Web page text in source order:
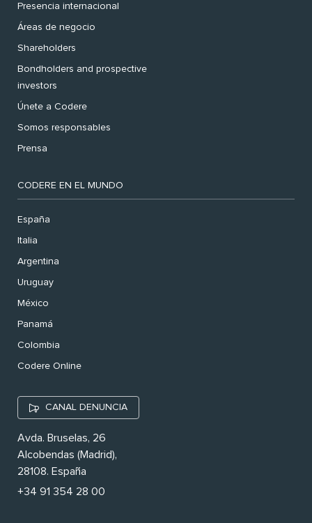
Presencia internacional
Áreas de negocio
Shareholders
Bondholders and prospective
investors
Únete a Codere
Somos responsables
Prensa
CODERE EN EL MUNDO
España
Italia
Argentina
Uruguay
México
Panamá
Colombia
Codere Online
CANAL DENUNCIA
Avda. Bruselas, 26
Alcobendas (Madrid),
28108. España
+34 91 354 28 00